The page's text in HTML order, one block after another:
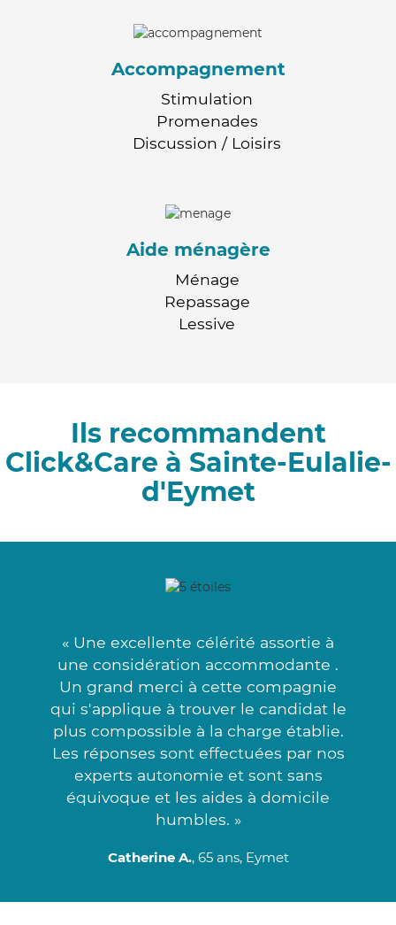
Accompagnement
Stimulation
Promenades
Discussion / Loisirs
Aide ménagère
Ménage
Repassage
Lessive
Ils recommandent
Click&Care à Sainte-Eulalie-
d'Eymet
« Une excellente célérité assortie à
une considération accommodante .
Un grand merci à cette compagnie
qui s'applique à trouver le candidat le
plus compossible à la charge établie.
Les réponses sont effectuées par nos
experts autonomie et sont sans
équivoque et les aides à domicile
humbles. »
Catherine A., 65 ans, Eymet